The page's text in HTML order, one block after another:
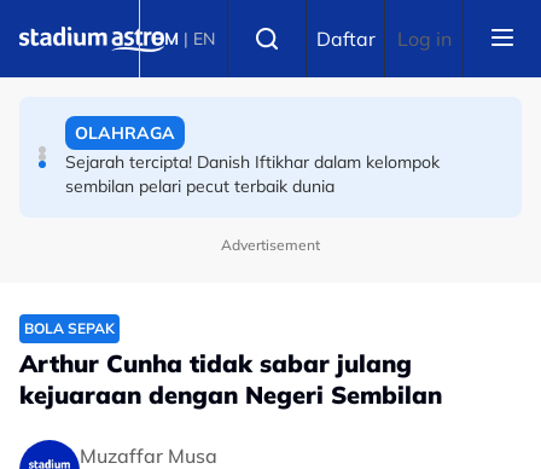
BM | EN Daftar Log in
Wakil tunggal Asia! Ini video larian 100m Danish Iftikhar
OLAHRAGA
Sejarah tercipta! Danish Iftikhar dalam kelompok
sembilan pelari pecut terbaik dunia
Advertisement
BOLA SEPAK
Arthur Cunha tidak sabar julang
kejuaraan dengan Negeri Sembilan
Muzaffar Musa